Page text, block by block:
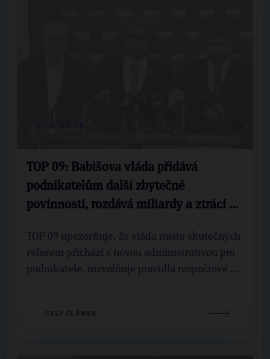
TOP 09: Babišova vláda přidává
podnikatelům další zbytečné
povinnosti, rozdává miliardy a ztrácí ...
TOP 09 upozorňuje, že vláda místo skutečných
reforem přichází s novou administrativou pro
podnikatele, rozvolňuje pravidla rozpočtové ...
CELÝ ČLÁNEK